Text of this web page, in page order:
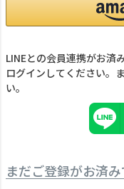
LINEとの会員連携がお済
ログインしてください。
い。
まだご登録がお済